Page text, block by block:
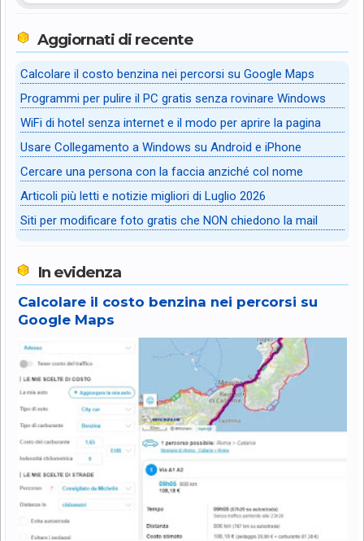
Aggiornati di recente
Calcolare il costo benzina nei percorsi su Google Maps
Programmi per pulire il PC gratis senza rovinare Windows
WiFi di hotel senza internet e il modo per aprire la pagina
Usare Collegamento a Windows su Android e iPhone
Cercare una persona con la faccia anziché col nome
Articoli più letti e notizie migliori di Luglio 2026
Siti per modificare foto gratis che NON chiedono la mail
In evidenza
Calcolare il costo benzina nei percorsi su
Google Maps